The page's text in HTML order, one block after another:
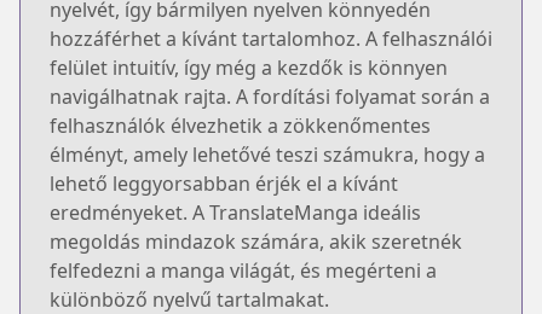
nyelvét, így bármilyen nyelven könnyedén
hozzáférhet a kívánt tartalomhoz. A felhasználói
felület intuitív, így még a kezdők is könnyen
navigálhatnak rajta. A fordítási folyamat során a
felhasználók élvezhetik a zökkenőmentes
élményt, amely lehetővé teszi számukra, hogy a
lehető leggyorsabban érjék el a kívánt
eredményeket. A TranslateManga ideális
megoldás mindazok számára, akik szeretnék
felfedezni a manga világát, és megérteni a
különböző nyelvű tartalmakat.